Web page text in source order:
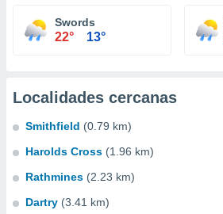
Swords
22° 13°
Localidades cercanas
Smithfield (0.79 km)
Harolds Cross (1.96 km)
Rathmines (2.23 km)
Dartry (3.41 km)